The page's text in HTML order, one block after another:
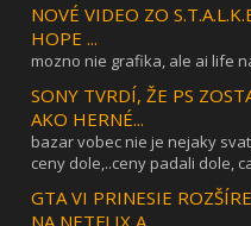
NOVÉ VIDEO ZO
HOPE ...
mozno nie grafika, ale ai life
SONY TVRDÍ, ŽE PS
AKO HERNÉ...
bazar vobec nie je nejaky
ceny dole,..ceny padali dole,
GTA VI PRINESIE
NA NETFLIX A...